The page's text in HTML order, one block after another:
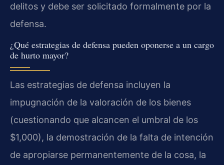
delitos y debe ser solicitado formalmente por la
defensa.
¿Qué estrategias de defensa pueden oponerse a un cargo
de hurto mayor?
Las estrategias de defensa incluyen la
impugnación de la valoración de los bienes
(cuestionando que alcancen el umbral de los
$1,000), la demostración de la falta de intención
de apropiarse permanentemente de la cosa, la